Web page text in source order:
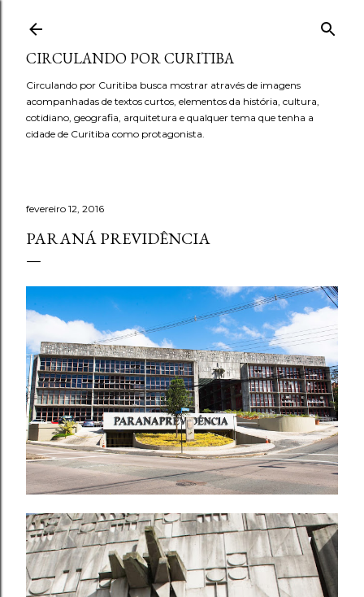
CIRCULANDO POR CURITIBA
Circulando por Curitiba busca mostrar através de imagens
acompanhadas de textos curtos, elementos da história, cultura,
cotidiano, geografia, arquitetura e qualquer tema que tenha a
cidade de Curitiba como protagonista.
fevereiro 12, 2016
PARANÁ PREVIDÊNCIA